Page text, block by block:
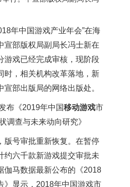
年中国游戏产业年会”在海
宣部版权局副局长冯士新在
游戏已经完成审核，现阶段
时，相关机构改革落地，新
宣部出版局的网络出版处。
布《2019年中国移动游戏市
调查与未来动向研究》
号审批重新恢复。在暂停
约六千款新游戏提交审批未
伽马数据最新公布的《2018
》显示，2018年中国游戏市